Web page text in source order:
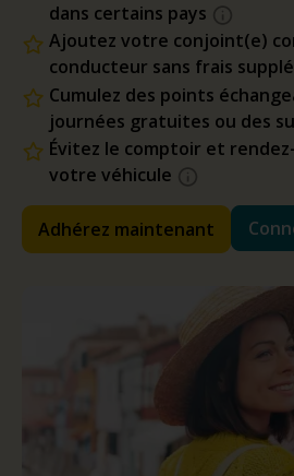
dans certains pays
Ajoutez votre conjoint(e)
conducteur sans frais
Cumulez des points
journées gratuites ou des
Évitez le comptoir et
votre véhicule
Adhérez maintenant